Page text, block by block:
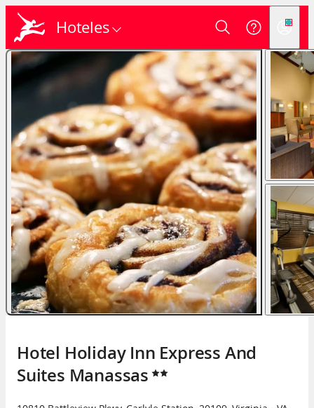
Hoteles
Hotel Holiday Inn Express And
Suites Manassas